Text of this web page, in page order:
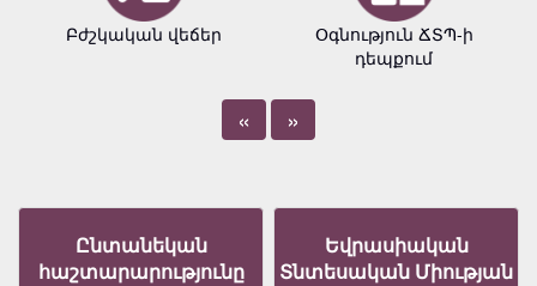
Բժշկական վեճեր
Օգնություն ՃՏՊ-ի
դեպքում
« »
Ընտանեկան
հաշտարարությունը
Եվրասիական
Տնտեսական Միության